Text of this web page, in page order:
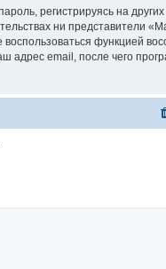
регистрируясь на
ни представители
функцией
адрес email, после чего